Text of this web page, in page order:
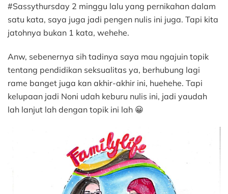
#Sassythursday 2 minggu lalu yang pernikahan dalam
satu kata, saya juga jadi pengen nulis ini juga. Tapi kita
jatohnya bukan 1 kata, wehehe.
Anw, sebenernya sih tadinya saya mau ngajuin topik
tentang pendidikan seksualitas ya, berhubung lagi
rame banget juga kan akhir-akhir ini, huehehe. Tapi
kelupaan jadi Noni udah keburu nulis ini, jadi yaudah
lah lanjut lah dengan topik ini lah 😀